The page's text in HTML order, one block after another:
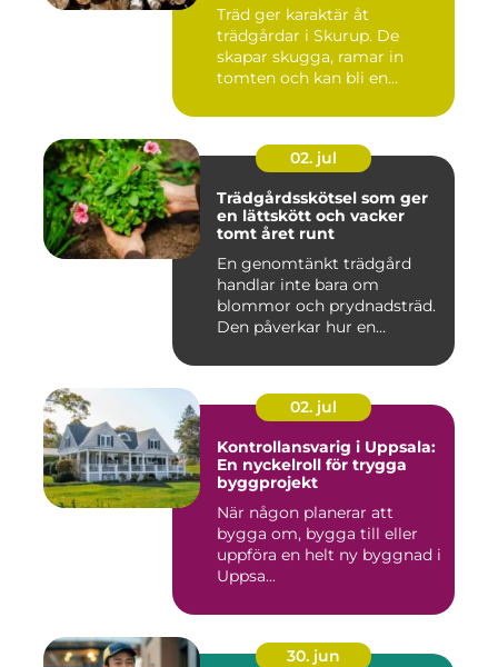
Träd ger karaktär åt
trädgårdar i Skurup. De
skapar skugga, ramar in
tomten och kan bli en
02. jul
Trädgårdsskötsel som ger
en lättskött och vacker
tomt året runt
En genomtänkt trädgård
handlar inte bara om
blommor och prydnadsträd.
Den påverkar hur en
02. jul
Kontrollansvarig i Uppsala:
En nyckelroll för trygga
byggprojekt
När någon planerar att
bygga om, bygga till eller
uppföra en helt ny byggnad i
Uppsa...
30. jun